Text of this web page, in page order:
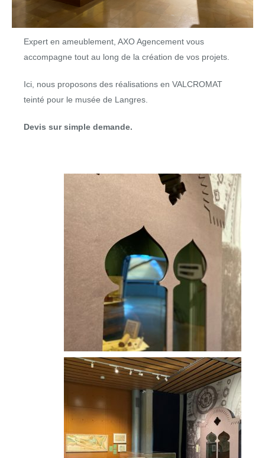
Expert en ameublement, AXO Agencement vous
accompagne tout au long de la création de vos projets.
Ici, nous proposons des réalisations en VALCROMAT
teinté pour le musée de Langres.
Devis sur simple demande.